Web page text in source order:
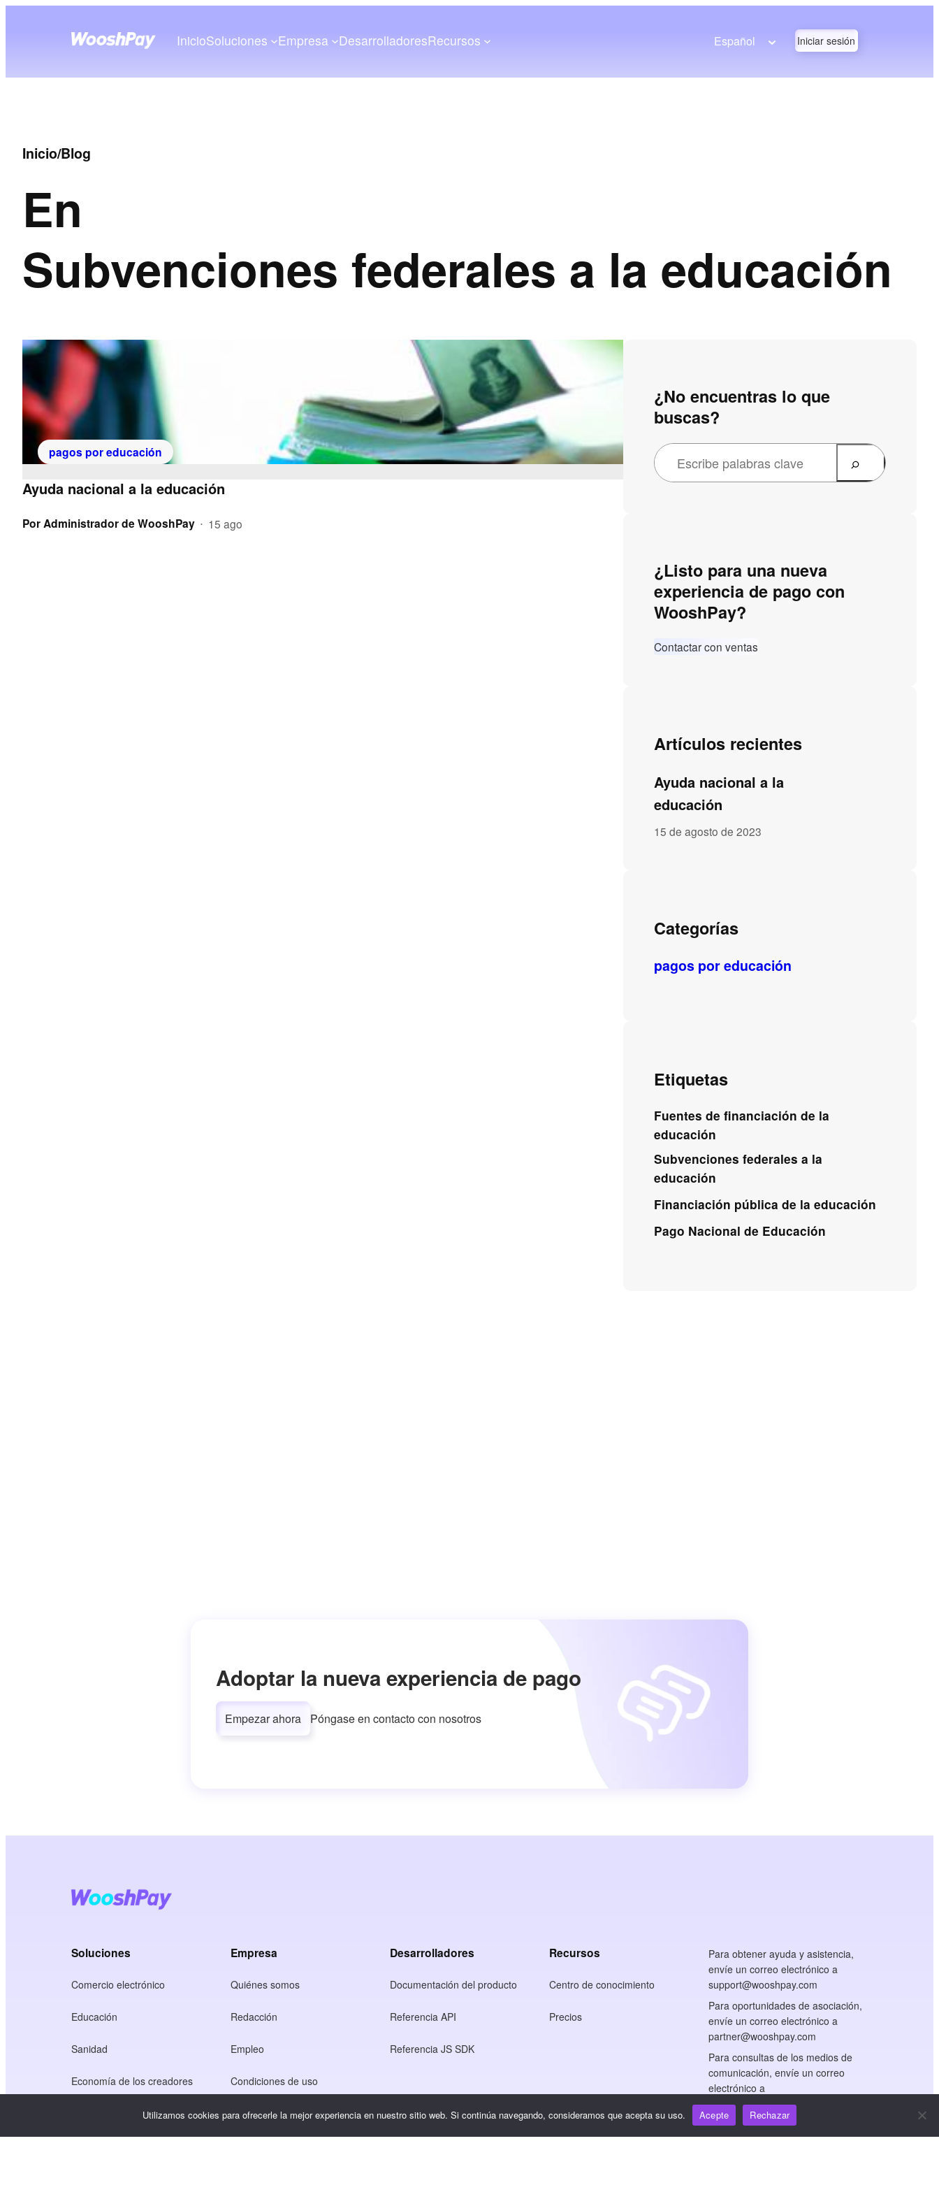
InicioSoluciones Empresa DesarrolladoresRecursos Español Iniciar sesión
Inicio/Blog
En
Subvenciones federales a la educación
pagos por educación
Ayuda nacional a la educación
PorAdministrador de WooshPay • 15 ago
¿No encuentras lo que
buscas?
¿Listo para una nueva
experiencia de pago con
WooshPay?
Contactar con ventas
Artículos recientes
Ayuda nacional a la
educación
15 de agosto de 2023
Categorías
pagos por educación
Etiquetas
Fuentes de financiación de la
educación
Subvenciones federales a la
educación
Financiación pública de la educación
Pago Nacional de Educación
Adoptar la nueva experiencia de pago
Empezar ahora Póngase en contacto con nosotros
Soluciones
Comercio electrónico
Educación
Sanidad
Economía de los creadores
Empresa
Quiénes somos
Redacción
Empleo
Condiciones de uso
Política de privacidad
Desarrolladores
Documentación del producto
Referencia API
Referencia JS SDK
Recursos
Centro de conocimiento
Precios
Para obtener ayuda y asistencia,
envíe un correo electrónico a
support@wooshpay.com
Para oportunidades de asociación,
envíe un correo electrónico a
partner@wooshpay.com
Para consultas de los medios de
comunicación, envíe un correo
electrónico a
media@wooshpay.com
Utilizamos cookies para ofrecerle la mejor experiencia en nuestro sitio web. Si continúa navegando, consideramos que acepta su uso. Acepte Rechazar